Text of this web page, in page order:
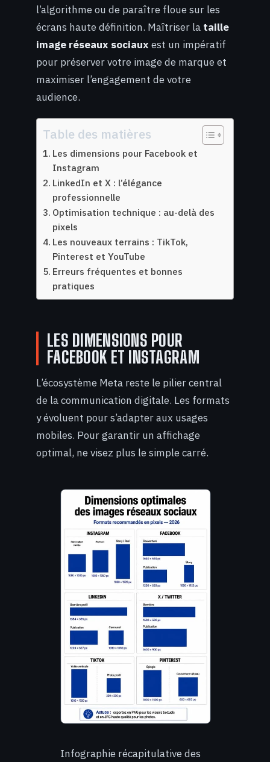
l’algorithme ou de paraître floue sur les
écrans haute définition. Maîtriser la taille
image réseaux sociaux est un impératif
pour préserver votre image de marque et
maximiser l’engagement de votre
audience.
Table des matières
Les dimensions pour Facebook et
Instagram
LinkedIn et X : l’élégance
professionnelle
Optimisation technique : au-delà des
pixels
Les nouveaux terrains : TikTok,
Pinterest et YouTube
Erreurs fréquentes et bonnes
pratiques
LES DIMENSIONS POUR
FACEBOOK ET INSTAGRAM
L’écosystème Meta reste le pilier central
de la communication digitale. Les formats
y évoluent pour s’adapter aux usages
mobiles. Pour garantir un affichage
optimal, ne visez plus le simple carré.
Infographie récapitulative des